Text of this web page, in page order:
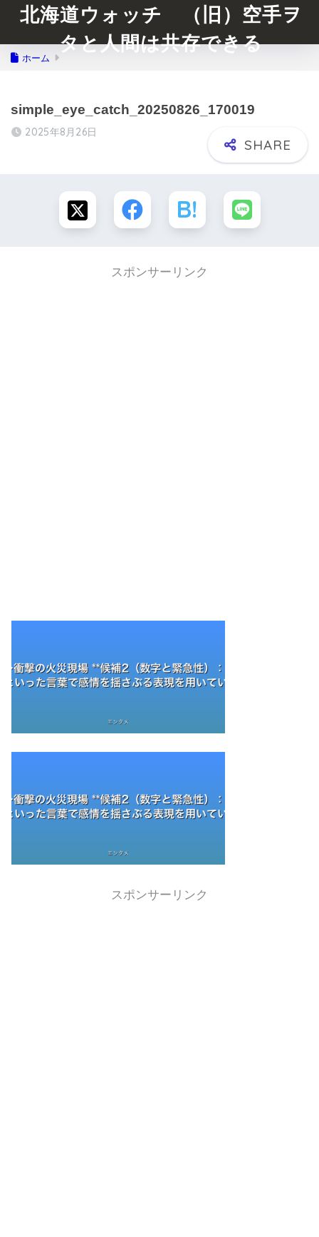
北海道ウォッチ （旧）空手ヲ
タと人間は共存できる
ホーム
simple_eye_catch_20250826_170019
2025年8月26日
スポンサーリンク
スポンサーリンク